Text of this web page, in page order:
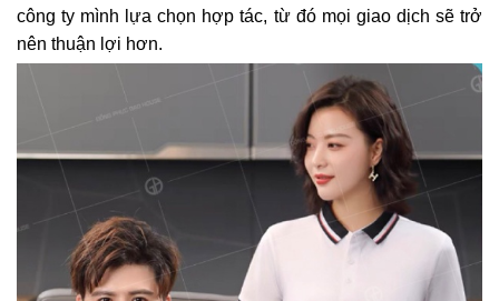
công ty mình lựa chọn hợp tác, từ đó mọi giao dịch sẽ trở
nên thuận lợi hơn.